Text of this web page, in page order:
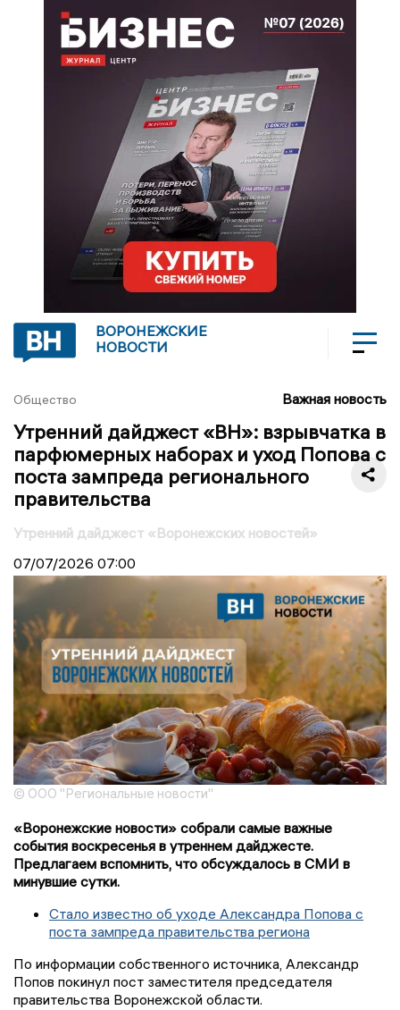
ВОРОНЕЖСКИЕ
НОВОСТИ
Общество Важная новость
Утренний дайджест «ВН»: взрывчатка в
парфюмерных наборах и уход Попова с
поста зампреда регионального
правительства
Утренний дайджест «Воронежских новостей»
07/07/2026 07:00
© ООО "Региональные новости"
«Воронежские новости» собрали самые важные
события воскресенья в утреннем дайджесте.
Предлагаем вспомнить, что обсуждалось в СМИ в
минувшие сутки.
Стало известно об уходе Александра Попова с
поста зампреда правительства региона
По информации собственного источника, Александр
Попов покинул пост заместителя председателя
правительства Воронежской области.